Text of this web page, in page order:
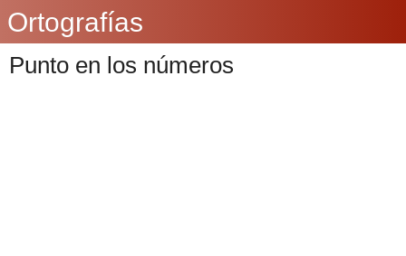
Ortografías
Punto en los números